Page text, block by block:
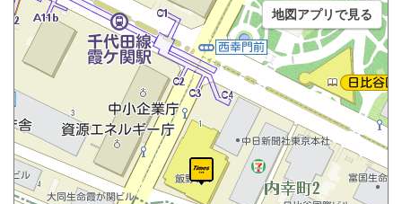
地図アプリで見る